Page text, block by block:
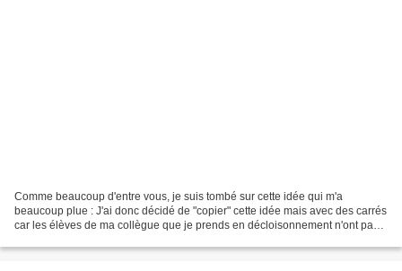
Comme beaucoup d'entre vous, je suis tombé sur cette idée qui m'a
beaucoup plue : J'ai donc décidé de "copier" cette idée mais avec des carrés
car les élèves de ma collègue que je prends en décloisonnement n'ont pas